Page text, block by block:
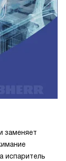
заменяет
испаритель